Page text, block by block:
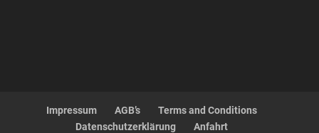
Impressum AGB’s
Terms and Conditions
Datenschutzerklärung
Anfahrt